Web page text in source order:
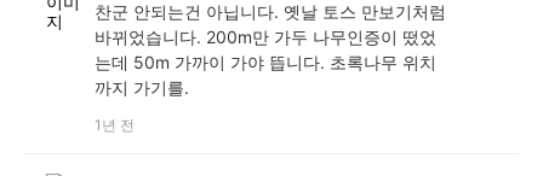
찬군 안되는건 아닙니다. 옛날 토스 만보기처럼
바뀌었습니다. 200m만 가두 나무인증이 떴었
는데 50m 가까이 가야 뜹니다. 초록나무 위치
까지 가기를.
1년 전